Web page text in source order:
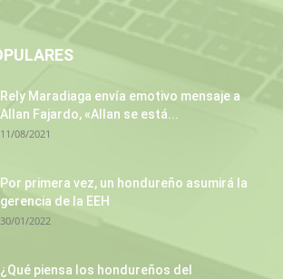
Rely Maradiaga envía emotivo mensaje a
Allan Fajardo, «Allan se está...
11/08/2021
Por primera vez, un hondureño asumirá la
gerencia de la EEH
30/01/2022
¿Qué piensa los hondureños del